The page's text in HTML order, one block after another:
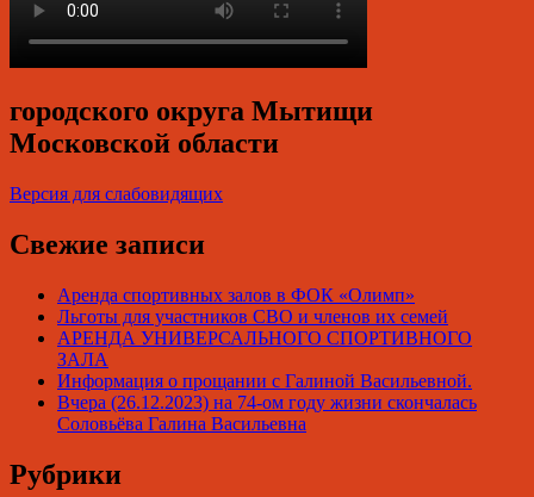
городского округа Мытищи
Московской области
Версия для слабовидящих
Свежие записи
Аренда спортивных залов в ФОК «Олимп»
Льготы для участников СВО и членов их семей
АРЕНДА УНИВЕРСАЛЬНОГО СПОРТИВНОГО
ЗАЛА
Информация о прощании с Галиной Васильевной.
Вчера (26.12.2023) на 74-ом году жизни скончалась
Соловьёва Галина Васильевна
Рубрики